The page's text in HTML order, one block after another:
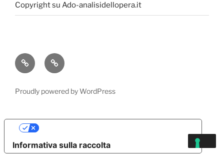
Copyright su Ado-analisidellopera.it
Privacy
Policy
Cookie
Poicy
Proudly powered by WordPress
Informativa sulla raccolta
Le tue preferenze relative alla privacy